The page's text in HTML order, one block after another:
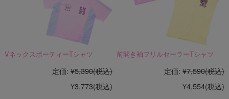
VネックスポーティーTシャツ
定価: ¥5,390(税込)
¥3,773(税込)
前開き袖フリルセーラーTシャツ
定価: ¥7,590(税込)
¥4,554(税込)